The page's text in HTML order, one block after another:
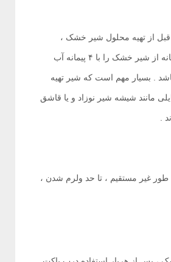
در هر ۲ تا ۴ ساعت می باشند . لطفا قبل از تهیه محلول شیر خشک ،
دست های خود را به خوبی بشویید . برای تهیه شیر مورد نیاز در فرمول شیر خشک پرسا ، هر ۲ پیمانه از شیر خشک را با ۴ پیمانه آب
در هر وعده نیاز به ۲۰ میلی لیتر شیر می باشد . بسیار مهم است که شیر تهیه
مانند شیشه شیر نوزاد و یا قاشق
.
غیر مستقیم ، تا حد ولرم شدن ،